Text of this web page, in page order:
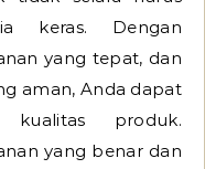
keras. Dengan
yang tepat, dan
aman, Anda dapat
kualitas produk.
yang benar dan